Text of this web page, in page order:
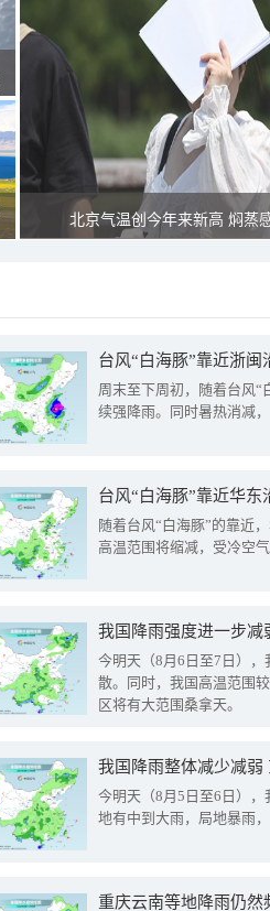
北京气温创今年来新高 焖蒸
台风“白海豚”靠近浙
周末至下周初，随着台风“
续强降雨。同时暑热消减
台风“白海豚”靠近华
随着台风“白海豚”的靠近
高温范围将缩减，受冷空
今明天（8月6日至7日）
散。同时，我国高温范围
区将有大范围桑拿天。
我国降雨整体减少减弱
今明天（8月5日至6日）
地有中到大雨，局地暴雨
重庆云南等地降雨仍然